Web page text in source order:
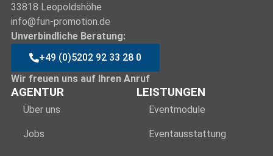
33818 Leopoldshöhe
info@fun-promotion.de
Unverbindliche Beratung:
+49 (0)5202 92 33 28 0
Wir freuen uns auf Ihren Anruf
AGENTUR
Über uns
Jobs
LEISTUNGEN
Eventmodule
Eventausstattung